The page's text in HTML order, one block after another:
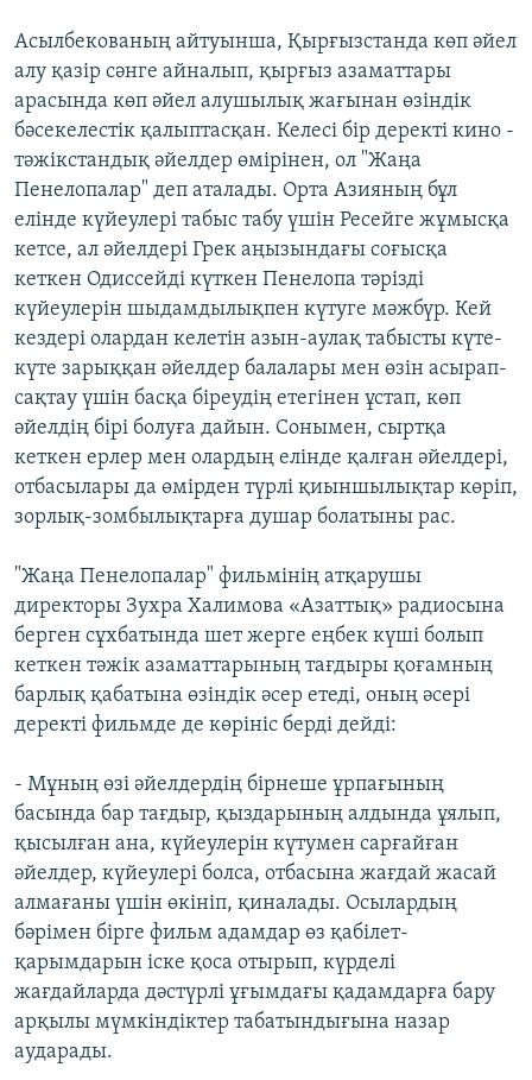
Асылбекованың айтуынша, Қырғызстанда көп әйел
алу қазір сәнге айналып, қырғыз азаматтары
арасында көп әйел алушылық жағынан өзіндік
бәсекелестік қалыптасқан. Келесі бір деректі кино -
тәжікстандық әйелдер өмірінен, ол "Жаңа
Пенелопалар" деп аталады. Орта Азияның бұл
елінде күйеулері табыс табу үшін Ресейге жұмысқа
кетсе, ал әйелдері Грек аңызындағы соғысқа
кеткен Одиссейді күткен Пенелопа тәрізді
күйеулерін шыдамдылықпен күтуге мәжбүр. Кей
кездері олардан келетін азын-аулақ табысты күте-
күте зарыққан әйелдер балалары мен өзін асырап-
сақтау үшін басқа біреудің етегінен ұстап, көп
әйелдің бірі болуға дайын. Сонымен, сыртқа
кеткен ерлер мен олардың елінде қалған әйелдері,
отбасылары да өмірден түрлі қиыншылықтар көріп,
зорлық-зомбылықтарға душар болатыны рас.
"Жаңа Пенелопалар" фильмінің атқарушы
директоры Зухра Халимова «Азаттық» радиосына
берген сұхбатында шет жерге еңбек күші болып
кеткен тәжік азаматтарының тағдыры қоғамның
барлық қабатына өзіндік әсер етеді, оның әсері
деректі фильмде де көрініс берді дейді:
- Мұның өзі әйелдердің бірнеше ұрпағының
басында бар тағдыр, қыздарының алдында ұялып,
қысылған ана, күйеулерін күтумен сарғайған
әйелдер, күйеулері болса, отбасына жағдай жасай
алмағаны үшін өкініп, қиналады. Осылардың
бәрімен бірге фильм адамдар өз қабілет-
қарымдарын іске қоса отырып, күрделі
жағдайларда дәстүрлі ұғымдағы қадамдарға бару
арқылы мүмкіндіктер табатындығына назар
аударады.